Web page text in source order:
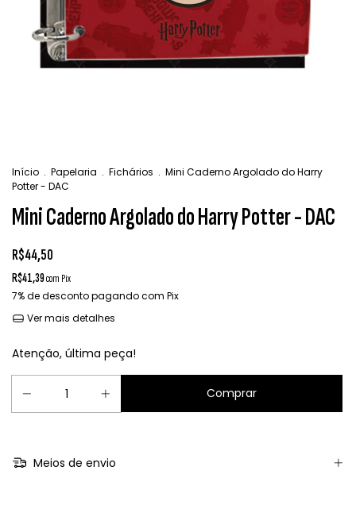
Início . Papelaria . Fichários . Mini Caderno Argolado do Harry
Potter - DAC
Mini Caderno Argolado do Harry Potter - DAC
R$44,50
R$41,39com Pix
7% de descontopagando com Pix
Ver mais detalhes
Atenção, última peça!
Meios de envio